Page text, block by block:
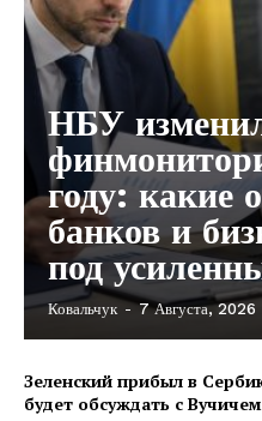
НБУ
году: какие
банков и
под
Ковальчук - 7 Августа, 2026
Зеленский прибыл в
будет обсуждать с